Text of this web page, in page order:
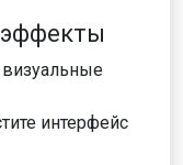
интерфейс